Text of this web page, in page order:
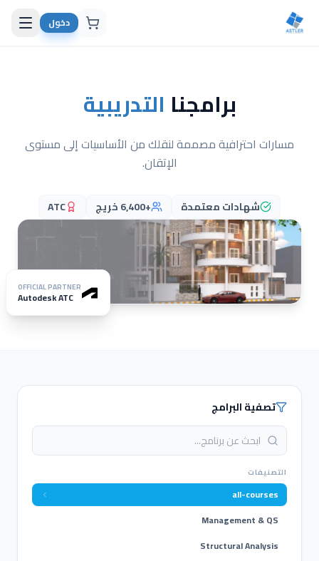
دخول
برامجنا التدريبية
مسارات احترافية مصممة لنقلك من الأساسيات إلى مستوى
الإتقان.
شهادات معتمدة +6,400 خريج ATC
OFFICIAL PARTNER
Autodesk ATC
تصفية البرامج
التصنيفات
all-courses
Management & QS
Structural Analysis